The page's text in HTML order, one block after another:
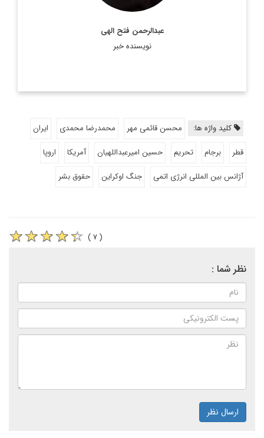
عبدالرحمن فتح الهی
نویسنده خبر
کلید واژه ها: محسن قائمی مهر محمدرضا محمدی
ایران
قطر
برجام تحریم حسین امیرعبداللهیان آمریکا
اروپا
آژانس بین المللی انرژی اتمی
جنگ اوکراین حقوق بشر
( ۷ )
نظر شما :
ارسال نظر